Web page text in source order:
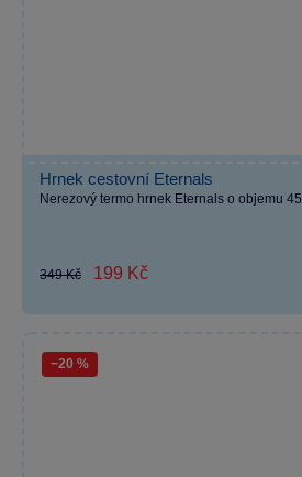
Hrnek cestovní Eternals
Nerezový termo hrnek Eternals o objemu
349 Kč 199 Kč
−20 %